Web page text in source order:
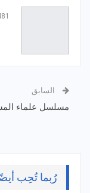
481
السابق
مسلسل علماء
رُبما تُحِب